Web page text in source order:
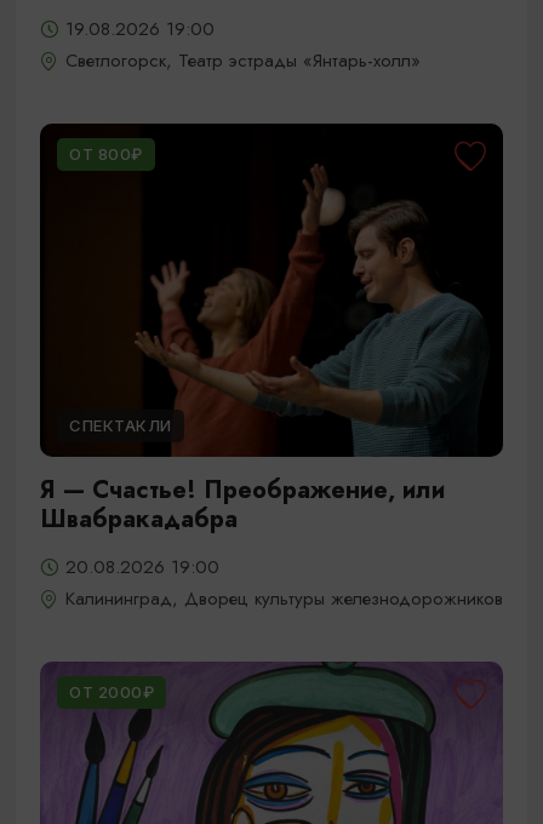
19.08.2026 19:00
Светлогорск, Театр эстрады «Янтарь-холл»
ОТ 800₽
СПЕКТАКЛИ
Я — Счастье! Преображение, или
Швабракадабра
20.08.2026 19:00
Калининград, Дворец культуры железнодорожников
ОТ 2000₽